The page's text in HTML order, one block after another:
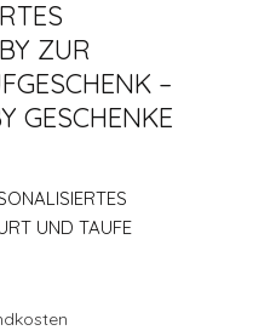
ZUR
–
GESCHENKE
UND TAUFE